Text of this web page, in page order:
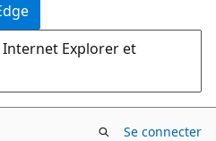
Explorer et
Se connecter